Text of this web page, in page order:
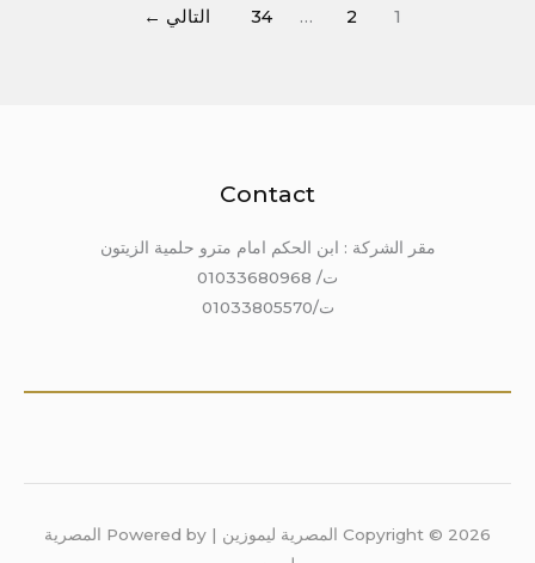
1
2
…
34 التالي ←
Contact
مقر الشركة : ابن الحكم امام مترو حلمية الزيتون
ت/ 01033680968
ت/01033805570
Copyright © 2026 المصرية ليموزين | Powered by المصرية